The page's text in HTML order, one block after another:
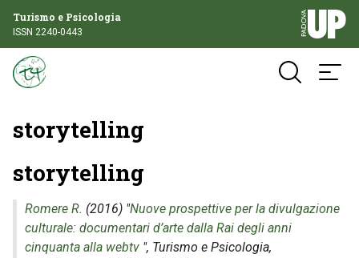
Turismo e Psicologia
ISSN 2240-0443
storytelling
storytelling
Romere R. (2016) "Nuove prospettive per la divulgazione
culturale: documentari d’arte dalla Rai degli anni
cinquanta alla webtv ", Turismo e Psicologia,